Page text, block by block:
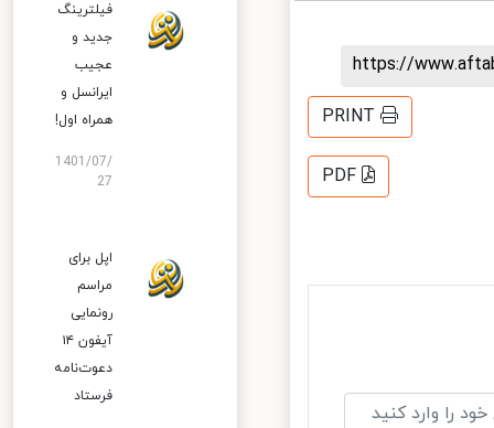
https://
PRINT
PDF
فیلترینگ
جدید و
عجیب
ایرانسل و
همراه اول!
1401/07/
27
اپل برای
مراسم
رونمایی
آیفون ۱۴
دعوت‌نامه
فرستاد